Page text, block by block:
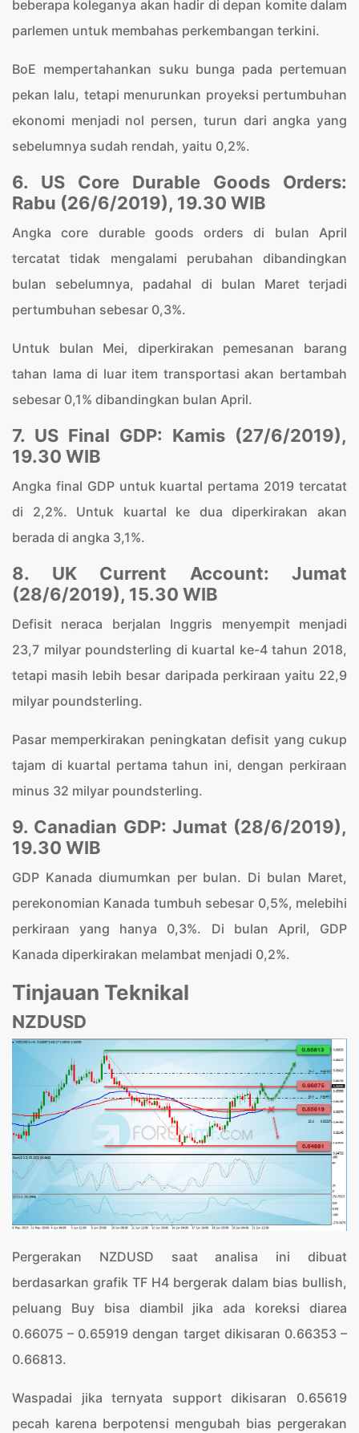
beberapa koleganya akan hadir di depan komite dalam
parlemen untuk membahas perkembangan terkini.
BoE mempertahankan suku bunga pada pertemuan
pekan lalu, tetapi menurunkan proyeksi pertumbuhan
ekonomi menjadi nol persen, turun dari angka yang
sebelumnya sudah rendah, yaitu 0,2%.
6. US Core Durable Goods Orders:
Rabu (26/6/2019), 19.30 WIB
Angka core durable goods orders di bulan April
tercatat tidak mengalami perubahan dibandingkan
bulan sebelumnya, padahal di bulan Maret terjadi
pertumbuhan sebesar 0,3%.
Untuk bulan Mei, diperkirakan pemesanan barang
tahan lama di luar item transportasi akan bertambah
sebesar 0,1% dibandingkan bulan April.
7. US Final GDP: Kamis (27/6/2019),
19.30 WIB
Angka final GDP untuk kuartal pertama 2019 tercatat
di 2,2%. Untuk kuartal ke dua diperkirakan akan
berada di angka 3,1%.
8. UK Current Account: Jumat
(28/6/2019), 15.30 WIB
Defisit neraca berjalan Inggris menyempit menjadi
23,7 milyar poundsterling di kuartal ke-4 tahun 2018,
tetapi masih lebih besar daripada perkiraan yaitu 22,9
milyar poundsterling.
Pasar memperkirakan peningkatan defisit yang cukup
tajam di kuartal pertama tahun ini, dengan perkiraan
minus 32 milyar poundsterling.
9. Canadian GDP: Jumat (28/6/2019),
19.30 WIB
GDP Kanada diumumkan per bulan. Di bulan Maret,
perekonomian Kanada tumbuh sebesar 0,5%, melebihi
perkiraan yang hanya 0,3%. Di bulan April, GDP
Kanada diperkirakan melambat menjadi 0,2%.
Tinjauan Teknikal
NZDUSD
Pergerakan NZDUSD saat analisa ini dibuat
berdasarkan grafik TF H4 bergerak dalam bias bullish,
peluang Buy bisa diambil jika ada koreksi diarea
0.66075 – 0.65919 dengan target dikisaran 0.66353 –
0.66813.
Waspadai jika ternyata support dikisaran 0.65619
pecah karena berpotensi mengubah bias pergerakan